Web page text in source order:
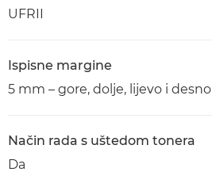
UFRII
Ispisne margine
5 mm – gore, dolje, lijevo i desno
Način rada s uštedom tonera
Da